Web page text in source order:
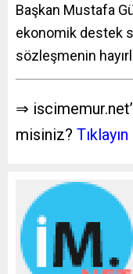
Başkan Mustafa
ekonomik destek
sözleşmenin
⇒
misiniz? Tıklayın